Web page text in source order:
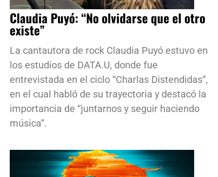
Claudia Puyó: “No olvidarse que el otro
existe”
La cantautora de rock Claudia Puyó estuvo en
los estudios de DATA.U, donde fue
entrevistada en el ciclo “Charlas Distendidas”,
en el cual habló de su trayectoria y destacó la
importancia de “juntarnos y seguir haciendo
música”.